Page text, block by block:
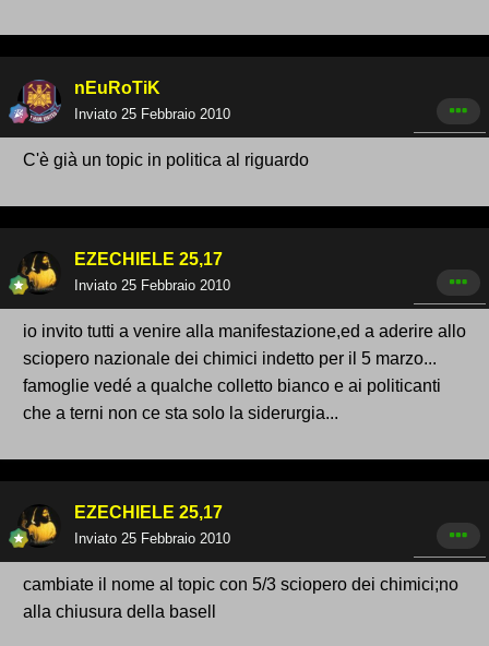
nEuRoTiK
Inviato 25 Febbraio 2010
C'è già un topic in politica al riguardo
EZECHIELE 25,17
Inviato 25 Febbraio 2010
io invito tutti a venire alla manifestazione,ed a aderire allo
sciopero nazionale dei chimici indetto per il 5 marzo...
famoglie vedé a qualche colletto bianco e ai politicanti
che a terni non ce sta solo la siderurgia...
EZECHIELE 25,17
Inviato 25 Febbraio 2010
cambiate il nome al topic con 5/3 sciopero dei chimici;no
alla chiusura della basell